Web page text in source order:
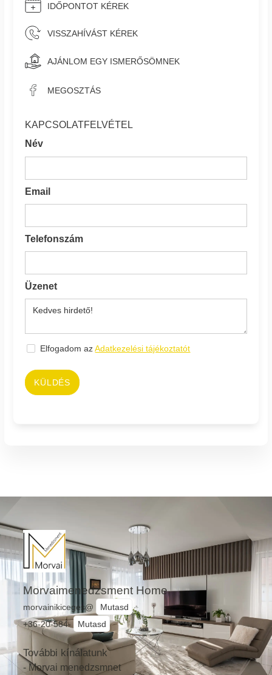
IDŐPONTOT KÉREK
VISSZAHÍVÁST KÉREK
AJÁNLOM EGY ISMERŐSÖMNEK
MEGOSZTÁS
KAPCSOLATFELVÉTEL
Név
Email
Telefonszám
Üzenet
Elfogadom azAdatkezelési tájékoztatót
KÜLDÉS
Morvaimenedzsment Home
morvainikiceges@
Mutasd
+36-20-584-
Mutasd
További kínálatunk
- Morvai menedzsmnet